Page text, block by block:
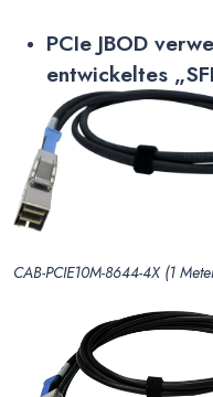
PCIe JBOD
entwickeltes
CAB-PCIE10M-8644-4X (1